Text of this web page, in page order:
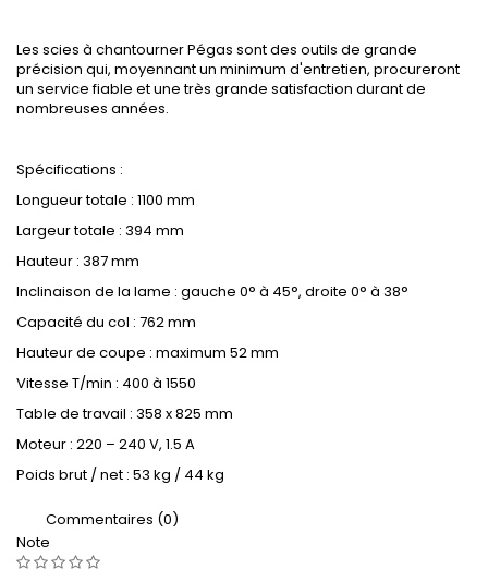
Les scies à chantourner Pégas sont des outils de grande
précision qui, moyennant un minimum d'entretien, procureront
un service fiable et une très grande satisfaction durant de
nombreuses années.
Spécifications :
Longueur totale : 1100 mm
Largeur totale : 394 mm
Hauteur : 387 mm
Inclinaison de la lame : gauche 0° à 45°, droite 0° à 38°
Capacité du col : 762 mm
Hauteur de coupe : maximum 52 mm
Vitesse T/min : 400 à 1550
Table de travail : 358 x 825 mm
Moteur : 220 – 240 V, 1.5 A
Poids brut / net : 53 kg / 44 kg
Commentaires (0)
Note